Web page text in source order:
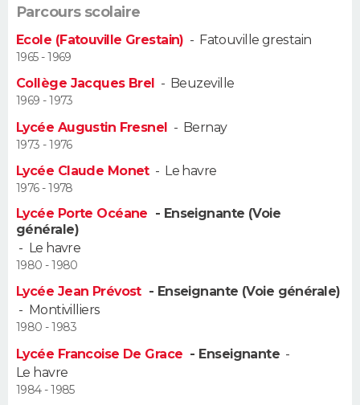
VOYAGE
PHOTO
BONS PLANS
CARTE DE VOEUX
Carte de Noël
Carte Bonne année
Carte Saint-Valentin
Carte Pâques
Carte d'anniversaire
DICTIONNAIRE
Dictionnaire
Biographies
Citations
Expressions
Proverbes
PROGRAMME TV
COPAINS D'AVANT
S'inscrire
Se connecter
Lycées
Collèges
Primaires
Universités
Entreprises
Service militaire
Avis de recherche
FORUM
Parcours scolaire
Ecole (Fatouville Grestain) - Fatouville grestain
1965 - 1969
Collège Jacques Brel - Beuzeville
1969 - 1973
Lycée Augustin Fresnel - Bernay
1973 - 1976
Lycée Claude Monet- Le havre
1976 - 1978
Lycée Porte Océane - Enseignante (Voie
générale)
- Le havre
1980 - 1980
Lycée Jean Prévost - Enseignante (Voie générale)
- Montivilliers
1980 - 1983
Lycée Francoise De Grace - Enseignante -
Le havre
1984 - 1985